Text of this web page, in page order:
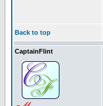
Back to top
CaptainFlint